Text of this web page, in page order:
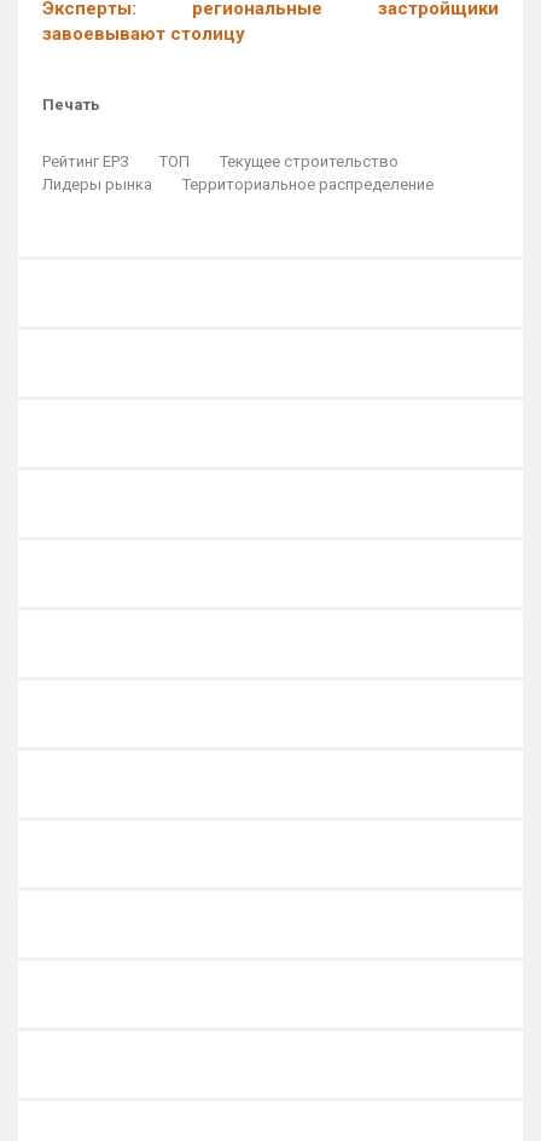
Эксперты: региональные застройщики
завоевывают столицу
Печать
Рейтинг ЕРЗ ТОП
Текущее строительство
Лидеры рынка
Территориальное распределение